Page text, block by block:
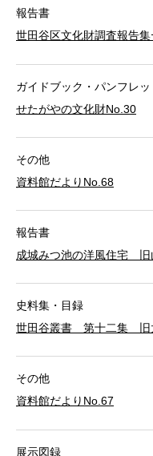
報告書
世田谷区文化財調査報告
ガイドブック・パンフレッ
せたがやの文化財No.30
その他
資料館だよりNo.68
報告書
成城みつ池の洋風住宅 旧
史料集・目録
世田谷叢書 第十二集 旧
その他
資料館だよりNo.67
展示図録